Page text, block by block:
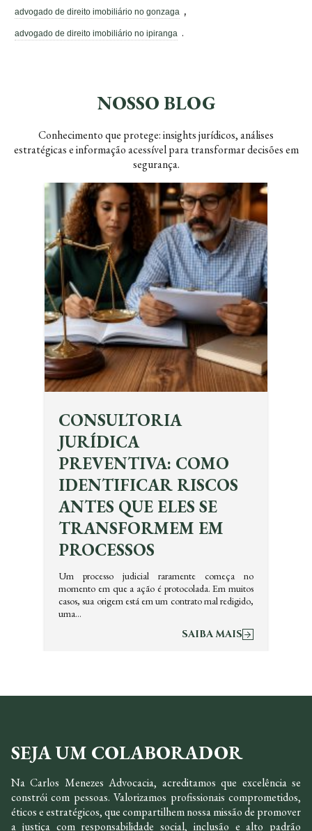
advogado de direito imobiliário no gonzaga ,
advogado de direito imobiliário no ipiranga .
NOSSO BLOG
Conhecimento que protege: insights jurídicos, análises
estratégicas e informação acessível para transformar decisões em
segurança.
CONSULTORIA
JURÍDICA
PREVENTIVA: COMO
IDENTIFICAR RISCOS
ANTES QUE ELES SE
TRANSFORMEM EM
PROCESSOS
Um processo judicial raramente começa no
momento em que a ação é protocolada. Em muitos
casos, sua origem está em um contrato mal redigido,
uma…
SAIBA MAIS
SEJA UM COLABORADOR
Na Carlos Menezes Advocacia, acreditamos que excelência se
constrói com pessoas. Valorizamos profissionais comprometidos,
éticos e estratégicos, que compartilhem nossa missão de promover
a justiça com responsabilidade social, inclusão e alto padrão